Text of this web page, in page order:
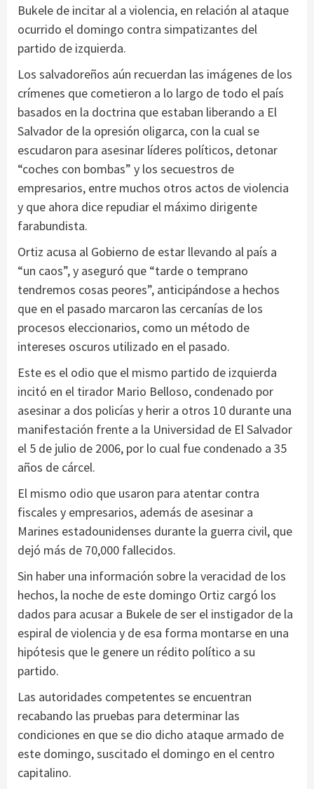
Bukele de incitar al a violencia, en relación al ataque
ocurrido el domingo contra simpatizantes del
partido de izquierda.
Los salvadoreños aún recuerdan las imágenes de los
crímenes que cometieron a lo largo de todo el país
basados en la doctrina que estaban liberando a El
Salvador de la opresión oligarca, con la cual se
escudaron para asesinar líderes políticos, detonar
“coches con bombas” y los secuestros de
empresarios, entre muchos otros actos de violencia
y que ahora dice repudiar el máximo dirigente
farabundista.
Ortiz acusa al Gobierno de estar llevando al país a
“un caos”, y aseguró que “tarde o temprano
tendremos cosas peores”, anticipándose a hechos
que en el pasado marcaron las cercanías de los
procesos eleccionarios, como un método de
intereses oscuros utilizado en el pasado.
Este es el odio que el mismo partido de izquierda
incitó en el tirador Mario Belloso, condenado por
asesinar a dos policías y herir a otros 10 durante una
manifestación frente a la Universidad de El Salvador
el 5 de julio de 2006, por lo cual fue condenado a 35
años de cárcel.
El mismo odio que usaron para atentar contra
fiscales y empresarios, además de asesinar a
Marines estadounidenses durante la guerra civil, que
dejó más de 70,000 fallecidos.
Sin haber una información sobre la veracidad de los
hechos, la noche de este domingo Ortiz cargó los
dados para acusar a Bukele de ser el instigador de la
espiral de violencia y de esa forma montarse en una
hipótesis que le genere un rédito político a su
partido.
Las autoridades competentes se encuentran
recabando las pruebas para determinar las
condiciones en que se dio dicho ataque armado de
este domingo, suscitado el domingo en el centro
capitalino.